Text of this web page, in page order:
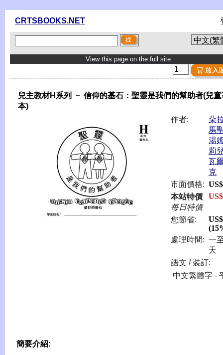
CRTSBOOKS.NET
View this page on the full site.
兒主教材H系列 － 信仰的基石：聖靈是我們的幫助者(兒
本)
作者:
朵
馬
湯
莉
瓦
克
市面價格:
本站特價
每日特價
您節省:
處理時間: 一
天
語文 / 裝訂:
中文繁體字 -
簡要介紹: